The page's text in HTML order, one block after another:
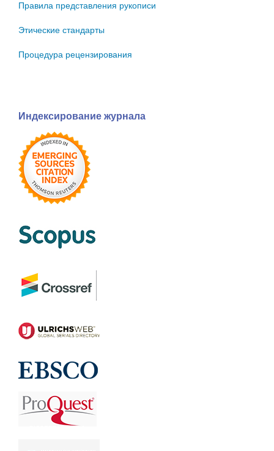
Правила представления рукописи
Этические стандарты
Процедура рецензирования
Индексирование журнала